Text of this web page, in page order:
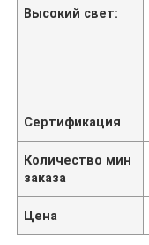
Высокий свет:
Сертификация
Количество мин
заказа
Цена